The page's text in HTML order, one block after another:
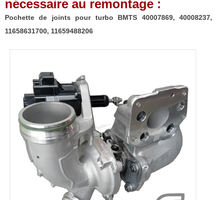
40008237,
11658631700,
11659488206
nécessaire au remontage :
Pochette de joints pour turbo BMTS 40007869, 40008237,
11658631700, 11659488206